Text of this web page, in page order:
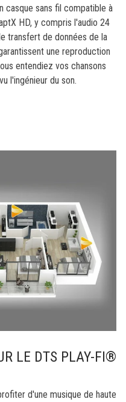
casque sans fil compatible à
HD, y compris l'audio 24
transfert de données de la
une reproduction
entendiez vos chansons
l'ingénieur du son.
LE DTS PLAY-FI®
d'une musique de haute